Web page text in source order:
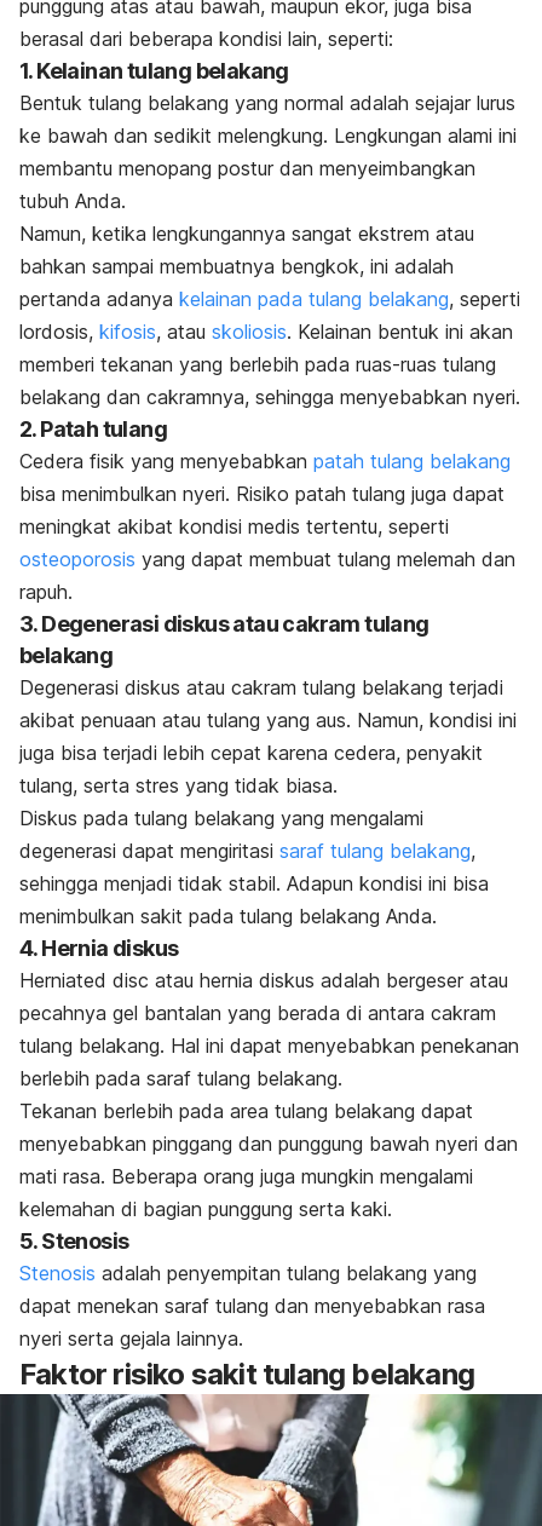
punggung atas atau bawah, maupun ekor, juga bisa
berasal dari beberapa kondisi lain, seperti:
1. Kelainan tulang belakang
Bentuk tulang belakang yang normal adalah sejajar lurus
ke bawah dan sedikit melengkung. Lengkungan alami ini
membantu menopang postur dan menyeimbangkan
tubuh Anda.
Namun, ketika lengkungannya sangat ekstrem atau
bahkan sampai membuatnya bengkok, ini adalah
pertanda adanya kelainan pada tulang belakang, seperti
lordosis, kifosis, atau skoliosis. Kelainan bentuk ini akan
memberi tekanan yang berlebih pada ruas-ruas tulang
belakang dan cakramnya, sehingga menyebabkan nyeri.
2. Patah tulang
Cedera fisik yang menyebabkan patah tulang belakang
bisa menimbulkan nyeri. Risiko patah tulang juga dapat
meningkat akibat kondisi medis tertentu, seperti
osteoporosis yang dapat membuat tulang melemah dan
rapuh.
3. Degenerasi diskus atau cakram tulang
belakang
Degenerasi diskus atau cakram tulang belakang terjadi
akibat penuaan atau tulang yang aus. Namun, kondisi ini
juga bisa terjadi lebih cepat karena cedera, penyakit
tulang, serta stres yang tidak biasa.
Diskus pada tulang belakang yang mengalami
degenerasi dapat mengiritasi saraf tulang belakang,
sehingga menjadi tidak stabil. Adapun kondisi ini bisa
menimbulkan sakit pada tulang belakang Anda.
4. Hernia diskus
Herniated disc atau hernia diskus adalah bergeser atau
pecahnya gel bantalan yang berada di antara cakram
tulang belakang. Hal ini dapat menyebabkan penekanan
berlebih pada saraf tulang belakang.
Tekanan berlebih pada area tulang belakang dapat
menyebabkan pinggang dan punggung bawah nyeri dan
mati rasa. Beberapa orang juga mungkin mengalami
kelemahan di bagian punggung serta kaki.
5. Stenosis
Stenosis adalah penyempitan tulang belakang yang
dapat menekan saraf tulang dan menyebabkan rasa
nyeri serta gejala lainnya.
Faktor risiko sakit tulang belakang